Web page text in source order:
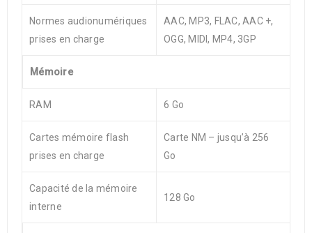
Normes audionumériques
prises en charge
AAC, MP3, FLAC, AAC +,
OGG, MIDI, MP4, 3GP
Mémoire
RAM 6 Go
Cartes mémoire flash
prises en charge
Carte NM – jusqu’à 256
Go
Capacité de la mémoire
interne
128 Go